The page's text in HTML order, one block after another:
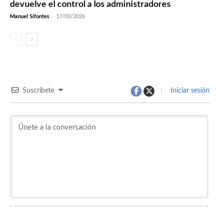
devuelve el control a los administradores
Manuel Sifontes - 17/03/2026
Suscríbete Iniciar sesión